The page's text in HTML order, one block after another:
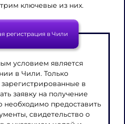
ключевые из них.
регистрация в Чили
условием является
в Чили. Только
в
заявку на получение
необходимо предоставить
свидетельство о